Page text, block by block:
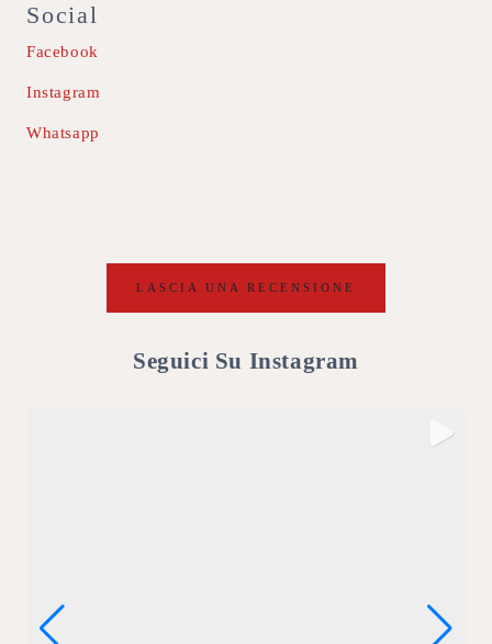
Social
Facebook
Instagram
Whatsapp
LASCIA UNA RECENSIONE
Seguici Su Instagram